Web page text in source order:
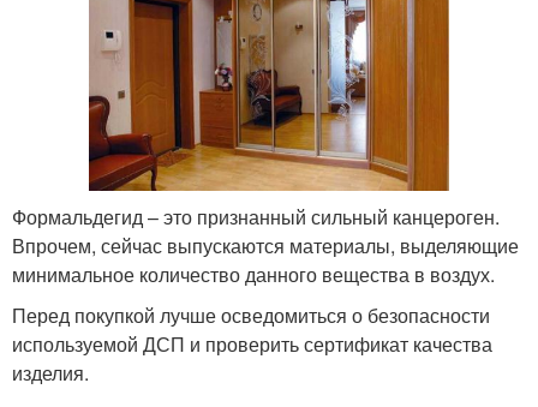
Формальдегид – это признанный сильный канцероген.
Впрочем, сейчас выпускаются материалы, выделяющие
минимальное количество данного вещества в воздух.
Перед покупкой лучше осведомиться о безопасности
используемой ДСП и проверить сертификат качества
изделия.